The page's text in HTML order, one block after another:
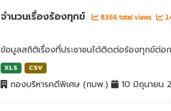
จำนวนเรื่องร้องทุกข์ 8366 total views
ข้อมูลสถิติเรื่องที่ประชาชนได้ติดต่อร้องทุกข์ต่
XLS CSV
กองบริหารคดีพิเศษ (กบพ.) 10 มิถุนายน